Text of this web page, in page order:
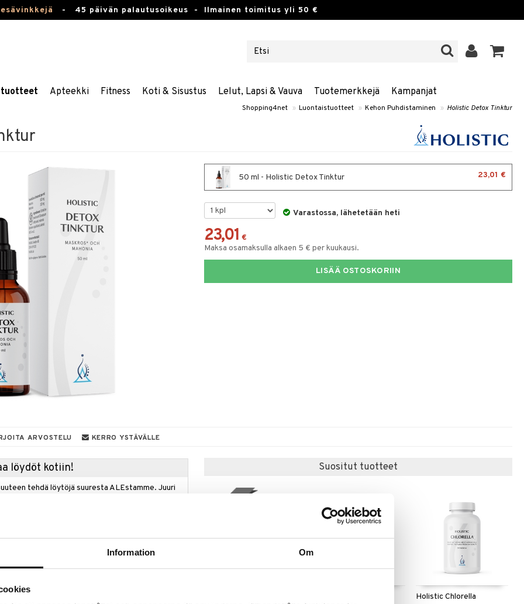
Information Om
- 45 päivän palautusoikeus - Ilmainen toimitus yli 50 €
Apteekki Fitness Koti & Sisustus Lelut, Lapsi & Vauva Tuotemerkkejä Kampanjat
Shopping4net » Luontaistuotteet » Kehon Puhdistaminen » Holistic Detox Tinktur
50 ml - Holistic Detox Tinktur 23,01 €
Varastossa, lähetetään heti
23,01 €
Maksa osamaksulla alkaen 5 € per kuukausi.
LISÄÄ OSTOSKORIIN
ARVOSTELU KERRO YSTÄVÄLLE
löydöt kotiin!
tehdä löytöjä suuresta ALEstamme. Juuri
ale-löydöt »
Suositut tuotteet
Holistic Chlorella